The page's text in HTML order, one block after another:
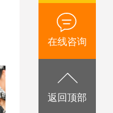
在线咨询
返回顶部